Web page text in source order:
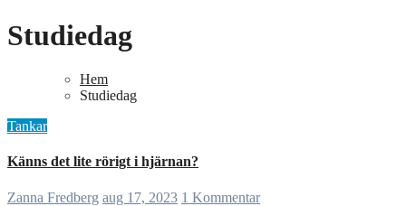
Studiedag
Hem
Studiedag
Tankar
Känns det lite rörigt i hjärnan?
Zanna Fredberg aug 17, 2023 1 Kommentar